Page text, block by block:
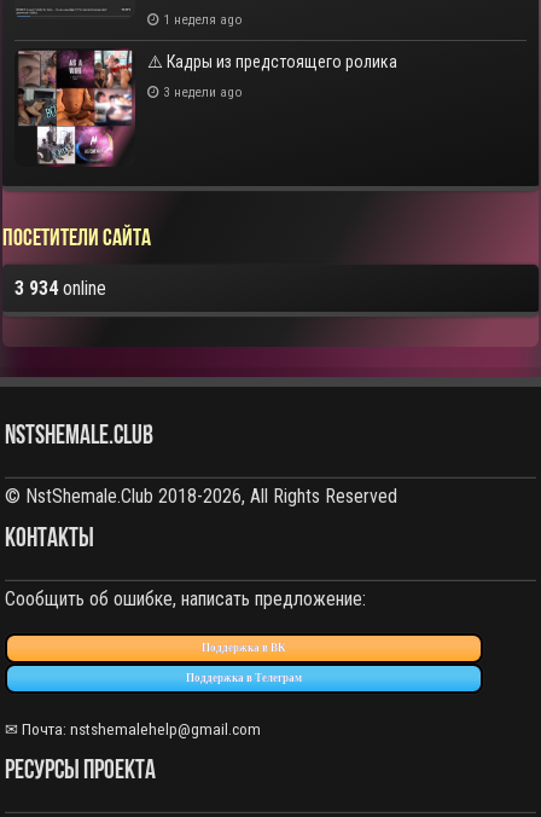
1 неделя ago
⚠️ Кадры из предстоящего ролика
3 недели ago
Посетители сайта
3 934online
NstShemale.Club
© NstShemale.Club 2018-2026, All Rights Reserved
КОНТАКТЫ
Сообщить об ошибке, написать предложение:
Поддержка в ВК
Поддержка в Телеграм
✉ Почта: nstshemalehelp@gmail.com
РЕСУРСЫ ПРОЕКТА